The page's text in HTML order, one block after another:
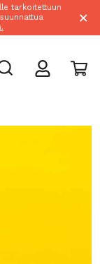
tarkoitettuun
×